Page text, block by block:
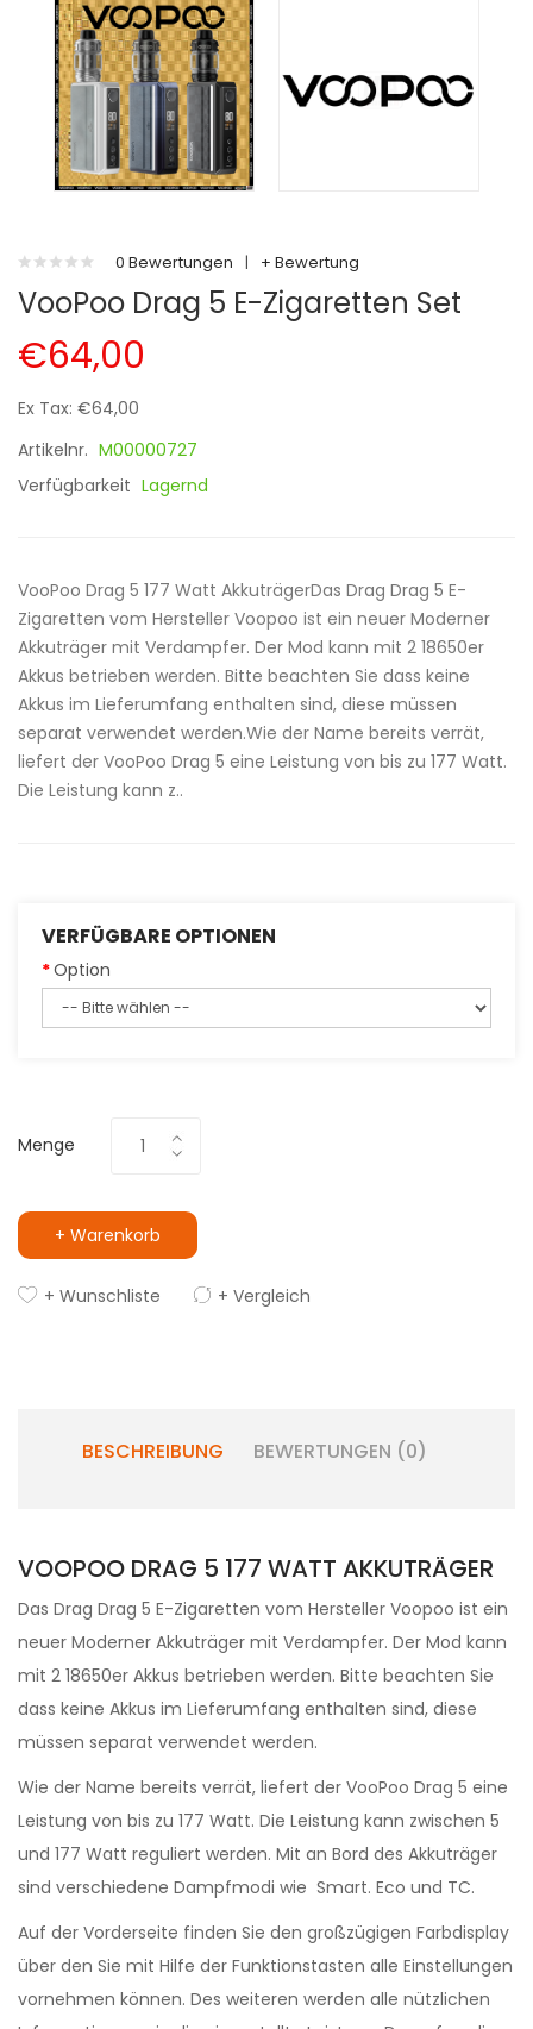
0 Bewertungen | + Bewertung
VooPoo Drag 5 E-Zigaretten Set
€64,00
Ex Tax: €64,00
Artikelnr. M00000727
Verfügbarkeit Lagernd
VooPoo Drag 5 177 Watt AkkuträgerDas Drag Drag 5 E-
Zigaretten vom Hersteller Voopoo ist ein neuer Moderner
Akkuträger mit Verdampfer. Der Mod kann mit 2 18650er
Akkus betrieben werden. Bitte beachten Sie dass keine
Akkus im Lieferumfang enthalten sind, diese müssen
separat verwendet werden.Wie der Name bereits verrät,
liefert der VooPoo Drag 5 eine Leistung von bis zu 177 Watt.
Die Leistung kann z..
VERFÜGBARE OPTIONEN
Option
Menge
+ Warenkorb
+ Wunschliste + Vergleich
BESCHREIBUNG BEWERTUNGEN (0)
VOOPOO DRAG 5 177 WATT AKKUTRÄGER
Das Drag Drag 5 E-Zigaretten vom Hersteller Voopoo ist ein
neuer Moderner Akkuträger mit Verdampfer. Der Mod kann
mit 2 18650er Akkus betrieben werden. Bitte beachten Sie
dass keine Akkus im Lieferumfang enthalten sind, diese
müssen separat verwendet werden.
Wie der Name bereits verrät, liefert der VooPoo Drag 5 eine
Leistung von bis zu 177 Watt. Die Leistung kann zwischen 5
und 177 Watt reguliert werden. Mit an Bord des Akkuträger
sind verschiedene Dampfmodi wie Smart. Eco und TC.
Auf der Vorderseite finden Sie den großzügigen Farbdisplay
über den Sie mit Hilfe der Funktionstasten alle Einstellungen
vornehmen können. Des weiteren werden alle nützlichen